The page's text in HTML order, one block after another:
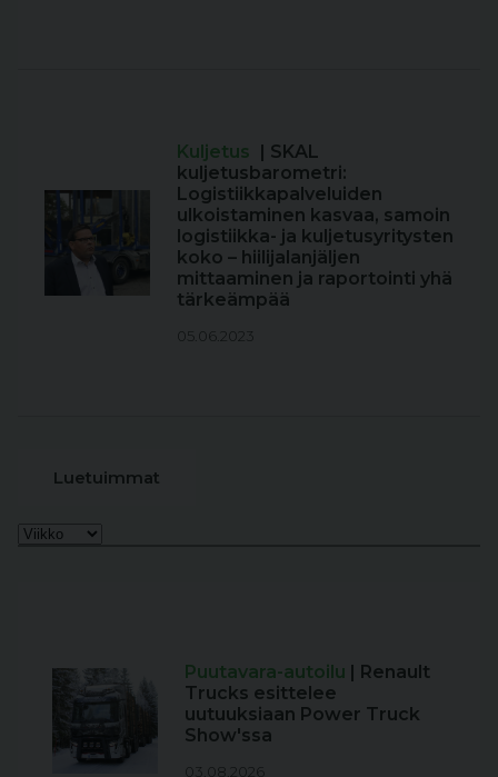
Kuljetus
| SKAL
kuljetusbarometri:
Logistiikkapalveluiden
ulkoistaminen kasvaa, samoin
logistiikka- ja kuljetusyritysten
koko – hiilijalanjäljen
mittaaminen ja raportointi yhä
tärkeämpää
05.06.2023
Luetuimmat
Puutavara-autoilu | Renault
Trucks esittelee
uutuuksiaan Power Truck
Show'ssa
03.08.2026